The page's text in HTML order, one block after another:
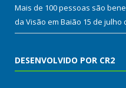
Mais de 100 pessoas são
da Visão em Baião 15 de julho
DESENVOLVIDO POR CR2